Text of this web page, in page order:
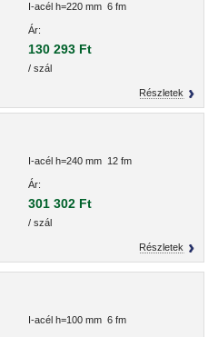
I-acél h=220 mm 6 fm
Ár:
130 293 Ft
/ szál
Részletek
I-acél h=240 mm 12 fm
Ár:
301 302 Ft
/ szál
Részletek
I-acél h=100 mm 6 fm